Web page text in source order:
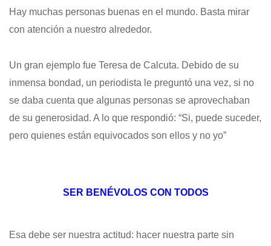
Hay muchas personas buenas en el mundo. Basta mirar
con atención a nuestro alrededor.
Un gran ejemplo fue Teresa de Calcuta. Debido de su
inmensa bondad, un periodista le preguntó una vez, si no
se daba cuenta que algunas personas se aprovechaban
de su generosidad. A lo que respondió: “Si, puede suceder,
pero quienes están equivocados son ellos y no yo”
SER BENÉVOLOS CON TODOS
Esa debe ser nuestra actitud: hacer nuestra parte sin